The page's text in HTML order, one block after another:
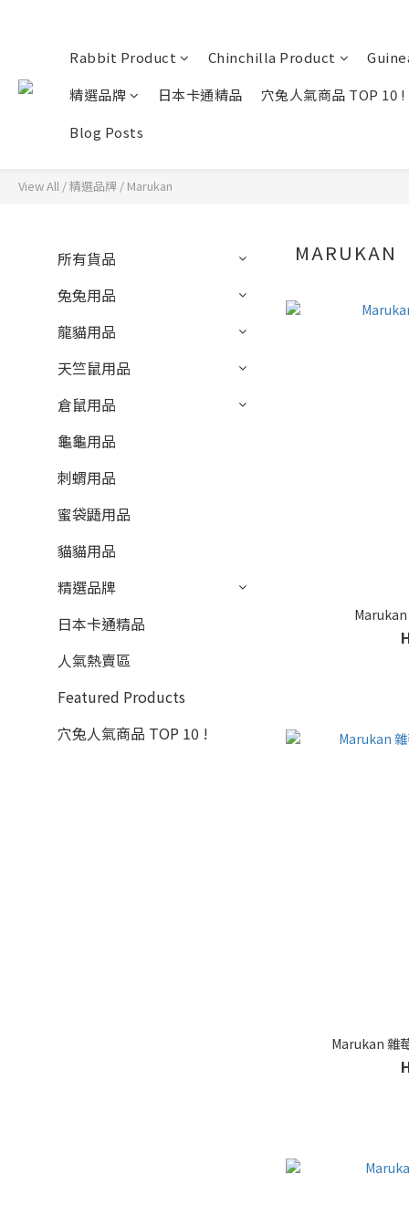
Rabbit Product Chinchilla Product
精選品牌
日本卡通精品
穴兔人氣商品 TOP 10 !
Blog Posts
View All /精選品牌 / Marukan
所有貨品
兔兔用品
龍貓用品
天竺鼠用品
倉鼠用品
龜龜用品
刺蝟用品
蜜袋鼯用品
貓貓用品
精選品牌
日本卡通精品
人氣熱賣區
Featured Products
穴兔人氣商品 TOP 10 !
MARUKAN
Marukan 雜